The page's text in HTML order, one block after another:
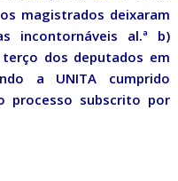
magistrados deixaram
incontornáveis al.ª b)
dos deputados em
a UNITA cumprido
processo subscrito por